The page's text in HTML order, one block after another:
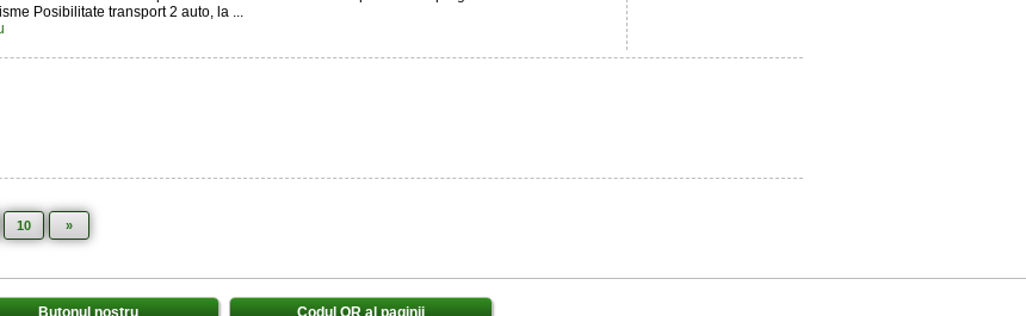
Posibilitate transport 2 auto, la ...
10 »
Butonul nostru Codul QR al paginii